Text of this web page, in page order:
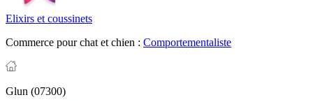
Elixirs et coussinets
Commerce pour chat et chien : Comportementaliste
Glun (07300)